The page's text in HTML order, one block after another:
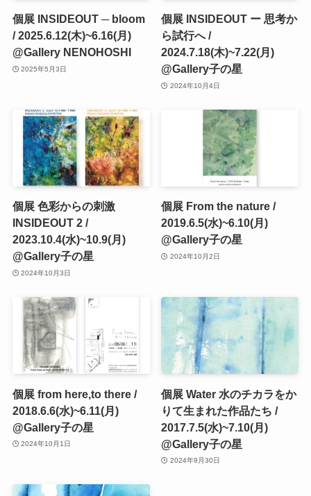
個展 INSIDEOUT ─ bloom
/ 2025.6.12(木)~6.16(月)
@Gallery NENOHOSHI
2025年5月3日
個展 INSIDEOUT ー 思考か
ら試行へ /
2024.7.18(木)~7.22(月)
@Gallery子の星
2024年10月4日
個展 色彩からの刺激
INSIDEOUT 2 /
2023.10.4(水)~10.9(月)
@Gallery子の星
2024年10月3日
個展 From the nature /
2019.6.5(水)~6.10(月)
@Gallery子の星
2024年10月2日
個展 from here,to there /
2018.6.6(水)~6.11(月)
@Gallery子の星
2024年10月1日
個展 Water 水のチカラをか
りて生まれた作品たち /
2017.7.5(水)~7.10(月)
@Gallery子の星
2024年9月30日